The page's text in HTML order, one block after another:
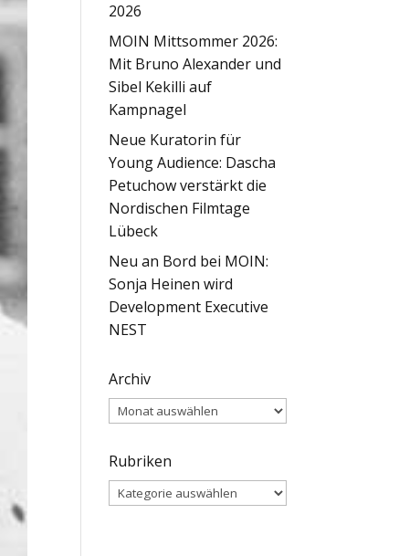
2026
MOIN Mittsommer 2026:
Mit Bruno Alexander und
Sibel Kekilli auf
Kampnagel
Neue Kuratorin für
Young Audience: Dascha
Petuchow verstärkt die
Nordischen Filmtage
Lübeck
Neu an Bord bei MOIN:
Sonja Heinen wird
Development Executive
NEST
Archiv
Archiv
Rubriken
Rubriken